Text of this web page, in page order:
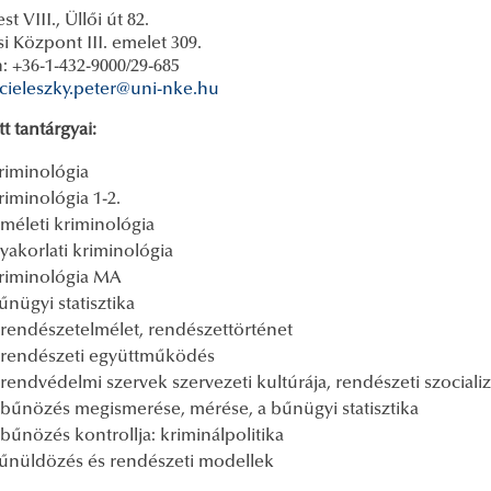
VIII., Üllői út 82.
Központ III. emelet 309.
+36-1-432-9000/29-685
cieleszky.peter@uni-nke.hu
tantárgyai:
1-2.
kriminológia
kriminológia
MA
statisztika
rendészettörténet
együttműködés
szervek szervezeti kultúrája, rendészeti
megismerése, mérése, a bűnügyi statisztika
kontrollja: kriminálpolitika
és rendészeti modellek